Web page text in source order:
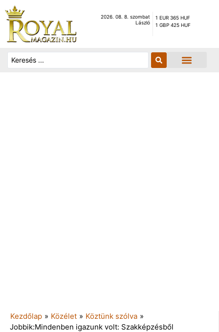
2026. 08. 8. szombat
László
1 EUR 365 HUF
1 GBP 425 HUF
Kezdőlap » Közélet » Köztünk szólva »
Jobbik:Mindenben igazunk volt: Szakképzésből